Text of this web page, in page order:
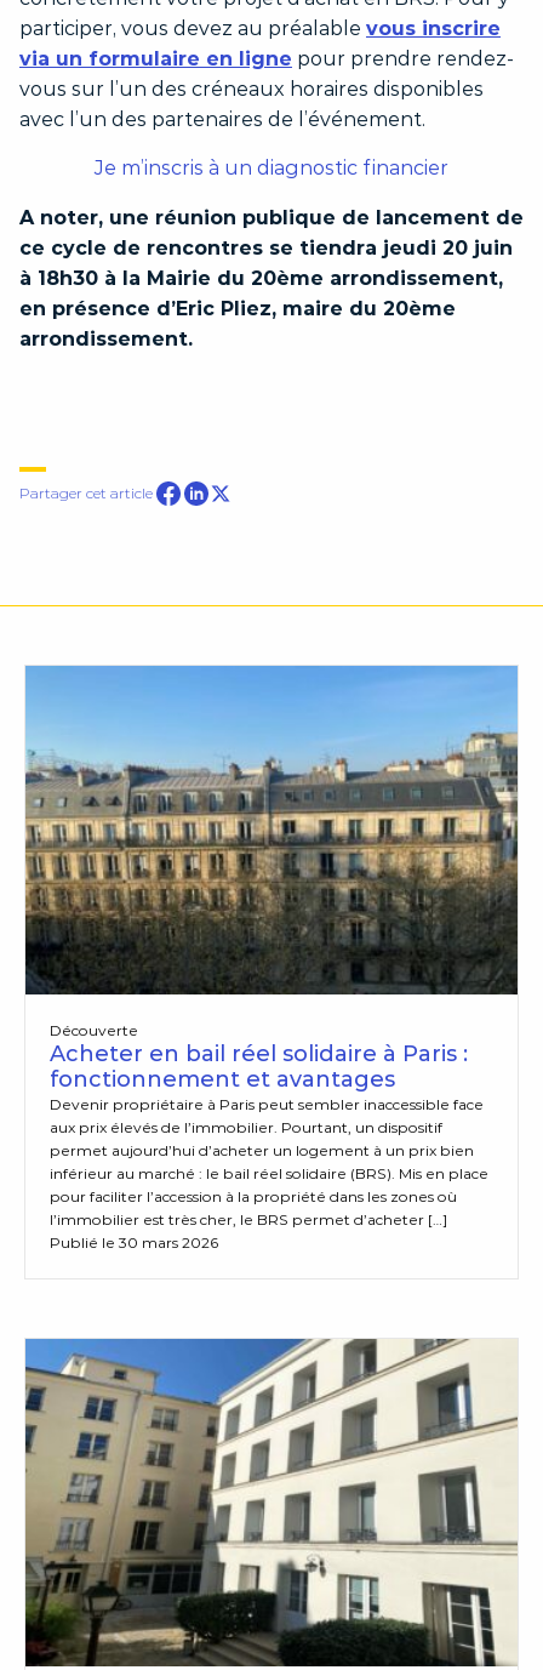
participer, vous devez au préalable vous inscrire
via un formulaire en ligne pour prendre rendez-
vous sur l’un des créneaux horaires disponibles
avec l’un des partenaires de l’événement.
Je m’inscris à un diagnostic financier
A noter, une réunion publique de lancement de
ce cycle de rencontres se tiendra jeudi 20 juin
à 18h30 à la Mairie du 20ème arrondissement,
en présence d’Eric Pliez, maire du 20ème
arrondissement.
Partager cet articlePartager sur Facebook
Partager sur Linkedin
Partager sur Twitter
Acheter en bail réel solidaire à Paris :
fonctionnement et avantages
Découverte
Devenir propriétaire à Paris peut sembler inaccessible face
aux prix élevés de l’immobilier. Pourtant, un dispositif
permet aujourd’hui d’acheter un logement à un prix bien
inférieur au marché : le bail réel solidaire (BRS). Mis en place
pour faciliter l’accession à la propriété dans les zones où
l’immobilier est très cher, le BRS permet d’acheter […]
Publié le 30 mars 2026